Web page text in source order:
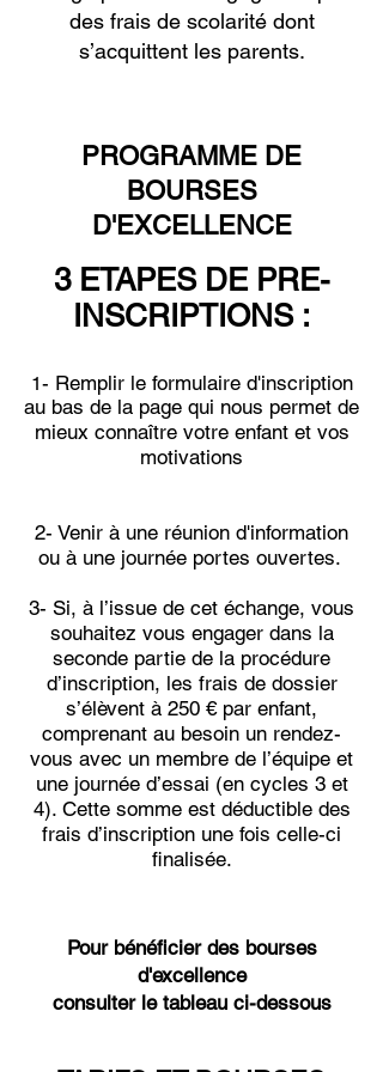
des frais de scolarité dont
s’acquittent les parents.
PROGRAMME DE
BOURSES
D'EXCELLENCE
​3 ETAPES DE PRE-
INSCRIPTIONS :
1- Remplir le formulaire d'inscription
au bas de la page qui nous permet de
mieux connaître votre enfant et vos
motivations
2- Venir à une réunion d'information
ou à une journée portes ouvertes​. ​​​​​
​3- Si, à l’issue de cet échange, vous
souhaitez vous engager dans la
seconde partie de la procédure
d’inscription, les frais de dossier
s’élèvent à 250 € par enfant,
comprenant au besoin un rendez-
vous avec un membre de l’équipe et
une journée d’essai (en cycles 3 et
4). Cette somme est déductible des
frais d’inscription une fois celle-ci
finalisée.
Pour bénéficier des bourses
d'excellence
consulter le tableau ci-dessous